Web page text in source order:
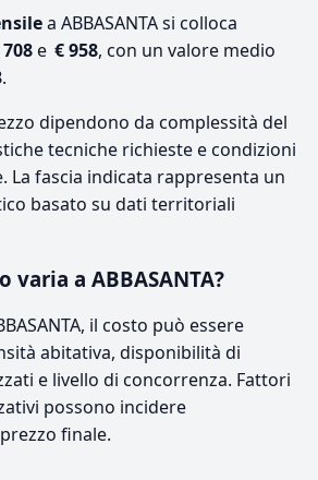
a ABBASANTA si colloca
e € 958, con un valore medio
.
dipendono da complessità del
tecniche richieste e condizioni
La fascia indicata rappresenta un
basato su dati territoriali
varia a ABBASANTA?
il costo può essere
abitativa, disponibilità di
e livello di concorrenza. Fattori
possono incidere
finale.